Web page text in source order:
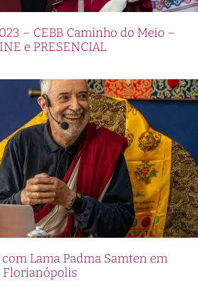
– CEBB Caminho do Meio –
e PRESENCIAL
Lama Padma Samten em
Florianópolis